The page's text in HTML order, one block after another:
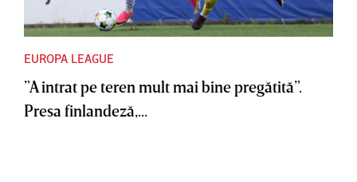
EUROPA LEAGUE
”A intrat pe teren mult mai bine pregătită”.
Presa finlandeză,...